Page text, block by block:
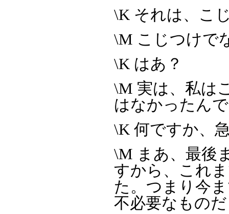
\K それは、こ
\M こじつけで
\K はあ？
\M 実は、私は
はなかったん
\K 何ですか、
\M まあ、最後
すから、これ
た。つまり今
不必要なもの